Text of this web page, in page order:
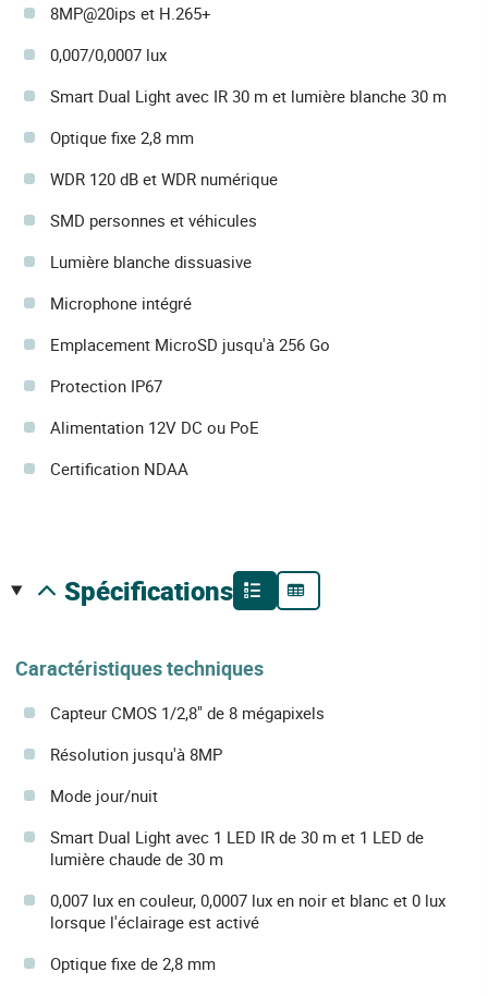
8MP@20ips et H.265+
0,007/0,0007 lux
Smart Dual Light avec IR 30 m et lumière blanche 30 m
Optique fixe 2,8 mm
WDR 120 dB et WDR numérique
SMD personnes et véhicules
Lumière blanche dissuasive
Microphone intégré
Emplacement MicroSD jusqu'à 256 Go
Protection IP67
Alimentation 12V DC ou PoE
Certification NDAA
spécifications
Caractéristiques techniques
Capteur CMOS 1/2,8" de 8 mégapixels
Résolution jusqu'à 8MP
Mode jour/nuit
Smart Dual Light avec 1 LED IR de 30 m et 1 LED de
lumière chaude de 30 m
0,007 lux en couleur, 0,0007 lux en noir et blanc et 0 lux
lorsque l'éclairage est activé
Optique fixe de 2,8 mm